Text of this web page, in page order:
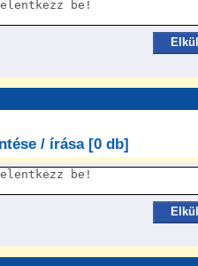
/ írása [0 db]